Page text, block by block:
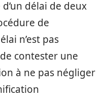
délai de deux
de
n’est pas
contester une
à ne pas négliger